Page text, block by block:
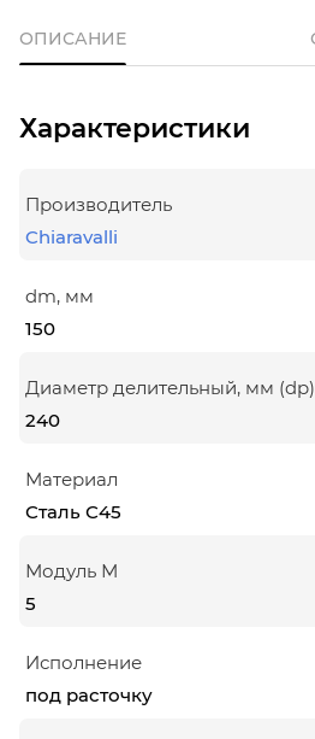
ОПИСАНИЕ
Характеристики
Производитель
Chiaravalli
dm, мм
150
Диаметр делительный, мм (dp)
240
Материал
Сталь С45
Модуль М
5
Исполнение
под расточку